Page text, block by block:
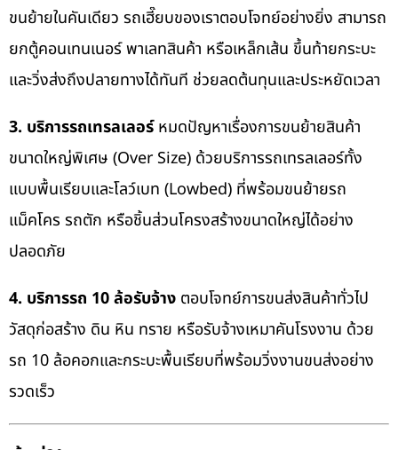
ขนย้ายในคันเดียว รถเฮี๊ยบของเราตอบโจทย์อย่างยิ่ง สามารถ
ยกตู้คอนเทนเนอร์ พาเลทสินค้า หรือเหล็กเส้น ขึ้นท้ายกระบะ
และวิ่งส่งถึงปลายทางได้ทันที ช่วยลดต้นทุนและประหยัดเวลา
3. บริการรถเทรลเลอร์หมดปัญหาเรื่องการขนย้ายสินค้า
ขนาดใหญ่พิเศษ (Over Size) ด้วยบริการรถเทรลเลอร์ทั้ง
แบบพื้นเรียบและโลว์เบท (Lowbed) ที่พร้อมขนย้ายรถ
แม็คโคร รถตัก หรือชิ้นส่วนโครงสร้างขนาดใหญ่ได้อย่าง
ปลอดภัย
4. บริการรถ 10 ล้อรับจ้าง ตอบโจทย์การขนส่งสินค้าทั่วไป
วัสดุก่อสร้าง ดิน หิน ทราย หรือรับจ้างเหมาคันโรงงาน ด้วย
รถ 10 ล้อคอกและกระบะพื้นเรียบที่พร้อมวิ่งงานขนส่งอย่าง
รวดเร็ว